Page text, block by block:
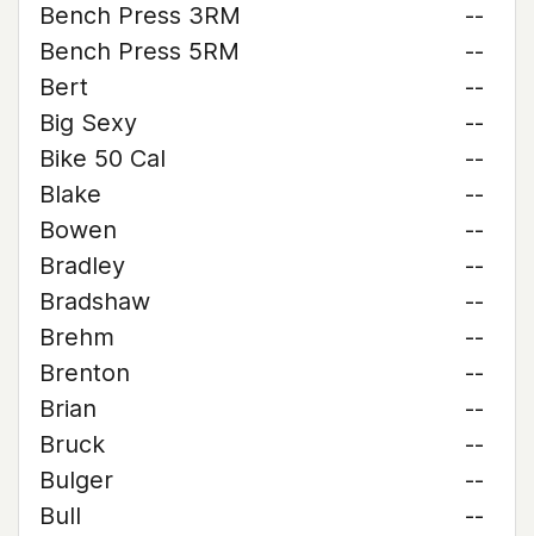
Bench Press 3RM
--
Bench Press 5RM
--
Bert
--
Big Sexy
--
Bike 50 Cal
--
Blake
--
Bowen
--
Bradley
--
Bradshaw
--
Brehm
--
Brenton
--
Brian
--
Bruck
--
Bulger
--
Bull
--